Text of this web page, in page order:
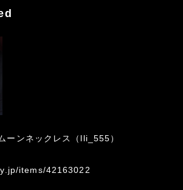
ーンネックレス（lli_555）
items/42163022